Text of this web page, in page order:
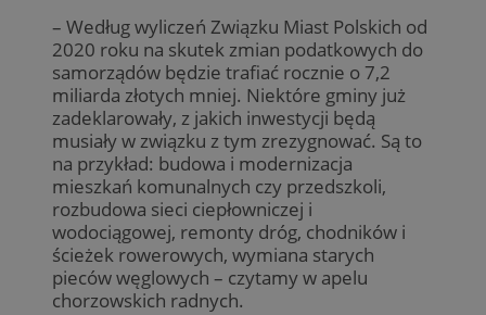
– Według wyliczeń Związku Miast Polskich od
2020 roku na skutek zmian podatkowych do
samorządów będzie trafiać rocznie o 7,2
miliarda złotych mniej. Niektóre gminy już
zadeklarowały, z jakich inwestycji będą
musiały w związku z tym zrezygnować. Są to
na przykład: budowa i modernizacja
mieszkań komunalnych czy przedszkoli,
rozbudowa sieci ciepłowniczej i
wodociągowej, remonty dróg, chodników i
ścieżek rowerowych, wymiana starych
pieców węglowych – czytamy w apelu
chorzowskich radnych.